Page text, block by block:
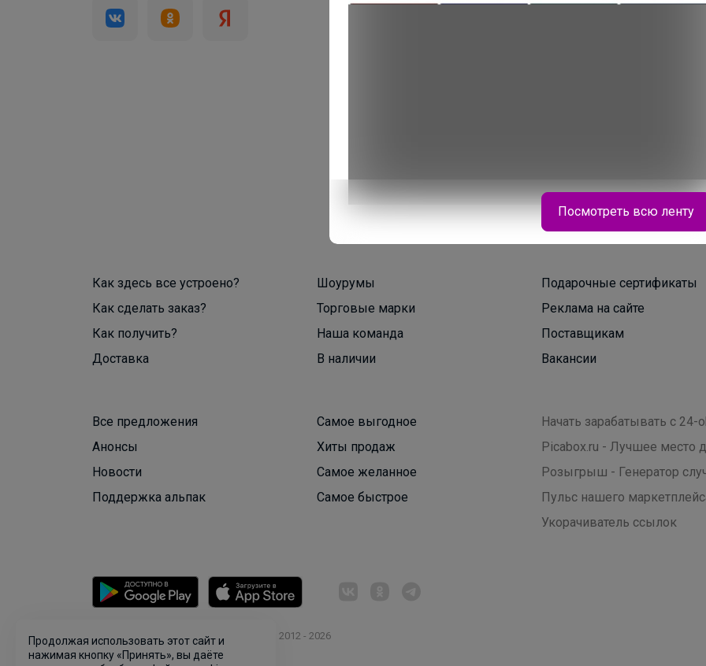
Как здесь все устроено?
Как сделать заказ?
Как получить?
Доставка
Шоурумы
Торговые марки
Наша команда
В наличии
Подарочные сертификаты
Реклама на сайте
Поставщикам
Вакансии
Все предложения
Анонсы
Новости
Поддержка альпак
Самое выгодное
Хиты продаж
Самое желанное
Самое быстрое
Начать зарабатывать с 24-
Picabox.ru - Лучшее место
Розыгрыш - Генератор
Пульс нашего
Укорачиватель ссылок
© ООО "Лявита", ОГРН 1122468054070, 2012 - 2026
Политика конфиденциальности
Стильные кроссовки на физкультуру 790р
Посмотреть всю ленту
Продолжая использовать этот сайт и
нажимая кнопку «Принять», вы даёте